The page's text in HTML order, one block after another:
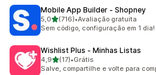
Mobile App Builder ‑ Shopney
5,0de 5 estrelas
(716)
716 avaliações ao todo
•Avaliação gratuita
Sem código, configuração em 1
Wishlist Plus ‑ Minhas Listas
4,9de 5 estrelas
(17)
17 avaliações ao todo
•Grátis
Salve, compartilhe e volte para